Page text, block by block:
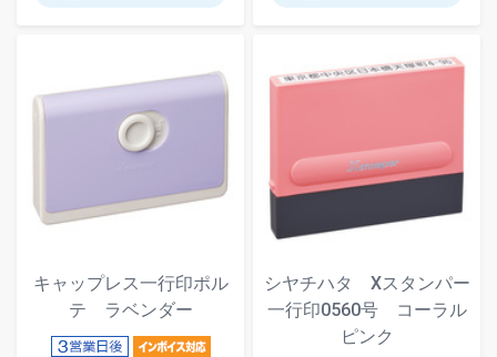
キャップレス一行印ポル
テ ラベンダー
シヤチハタ Xスタンパー
一行印0560号 コーラル
ピンク